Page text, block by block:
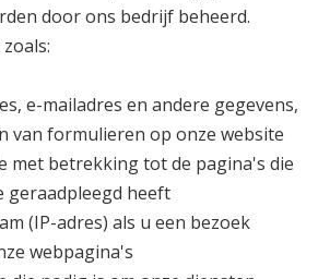
door ons bedrijf beheerd.
e-mailadres en andere gegevens,
van formulieren op onze website
met betrekking tot de pagina's die
geraadpleegd heeft
(IP-adres) als u een bezoek
webpagina's